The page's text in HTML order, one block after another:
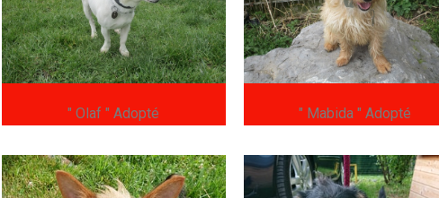
" Olaf " Adopté " Mabida " Adopté